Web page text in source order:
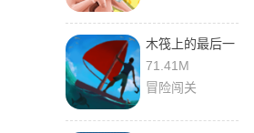
木筏上的最后一
天 0.45.4b 手机
版
71.41M
冒险闯关